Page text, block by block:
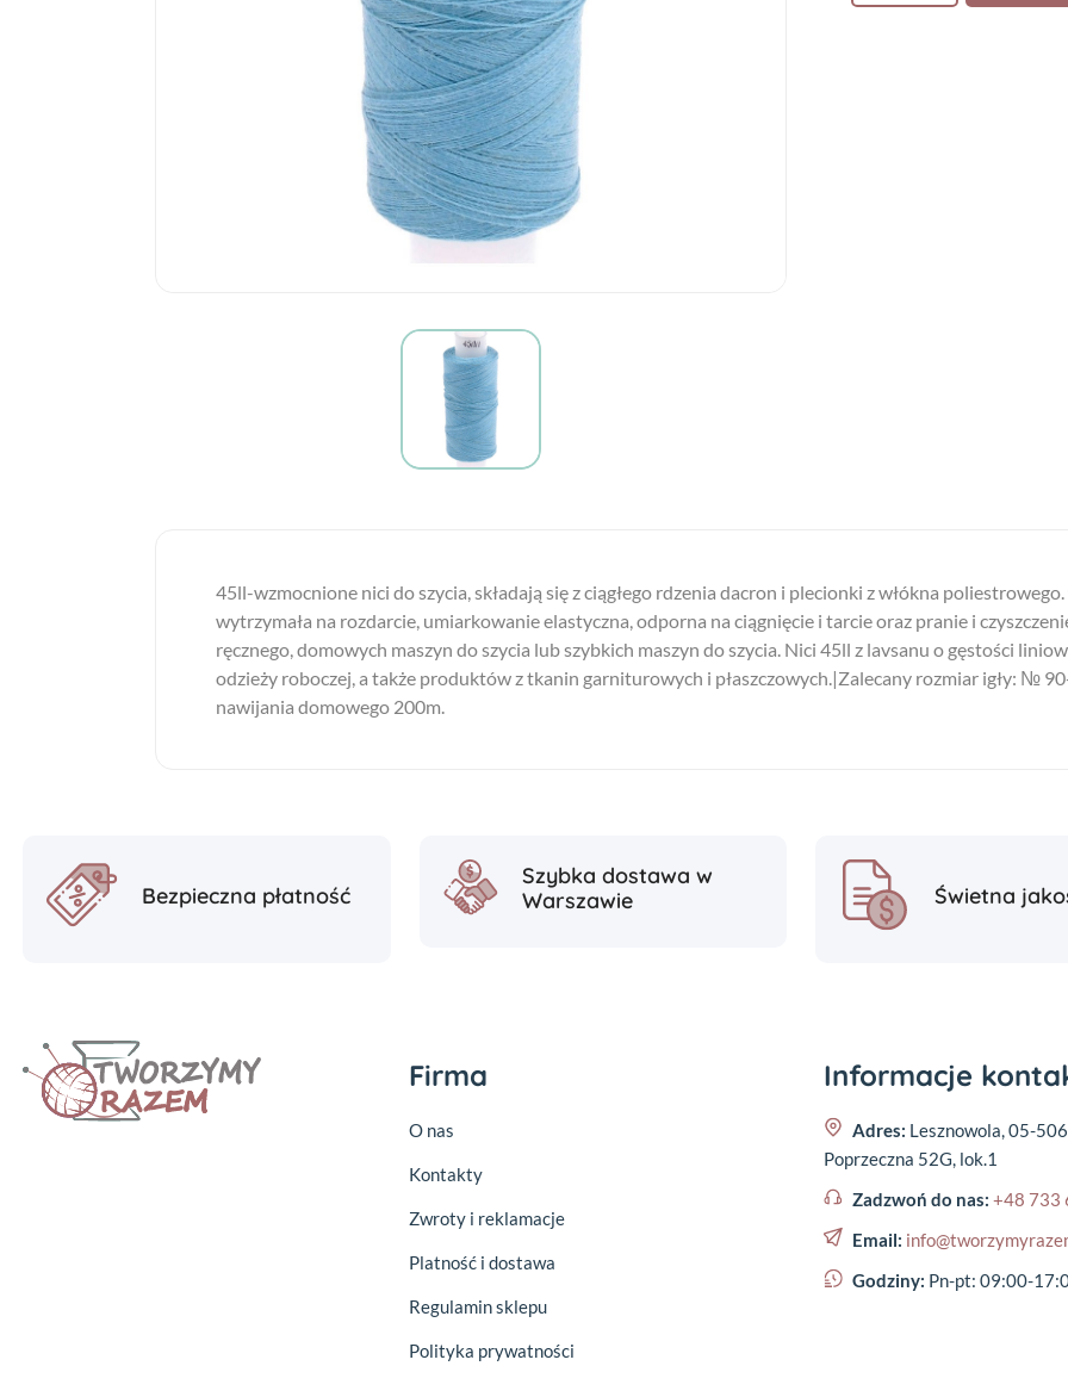
45ll-wzmocnione nici do szycia, składają się z ciągłego rdzenia dacron i plecionki z włókna
wytrzymała na rozdarcie, umiarkowanie elastyczna, odporna na ciągnięcie i tarcie oraz pranie i
ręcznego, domowych maszyn do szycia lub szybkich maszyn do szycia. Nici 45ll z lavsanu o gęstości
odzieży roboczej, a także produktów z tkanin garniturowych i płaszczowych.|Zalecany rozmiar igły: №
nawijania domowego 200m.
Bezpieczna płatność
Szybka dostawa w
Warszawie
Świetna
Firma
O nas
Kontakty
Zwroty i reklamacje
Platność i dostawa
Regulamin sklepu
Polityka prywatności
Informacje
Adres: Lesznowola, 05-
Poprzeczna 52G, lok.1
Zadzwoń do nas: +48 733
Email:
Godziny: Pn-pt: 09:00-